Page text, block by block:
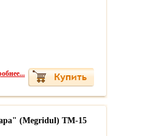
(Megridul) TM-15